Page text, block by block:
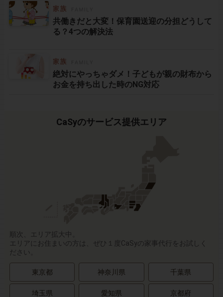
共働きだと大変！保育園送迎の分担どうして
る？4つの解決法
絶対にやっちゃダメ！子どもが親の財布から
お金を持ち出した時のNG対応
CaSyのサービス提供エリア
順次、エリア拡大中。
エリアにお住まいの方は、ぜひ１度CaSyの家事代行をお試しく
ださい。
東京都 神奈川県 千葉県
埼玉県 愛知県 京都府